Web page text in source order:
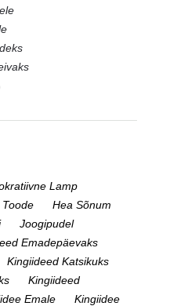
Lamp
Toode
Hea Sõnum
Joogipudel
Emadepäevaks
Kingiideed Katsikuks
Kingiideed
Emale
Kingiidee